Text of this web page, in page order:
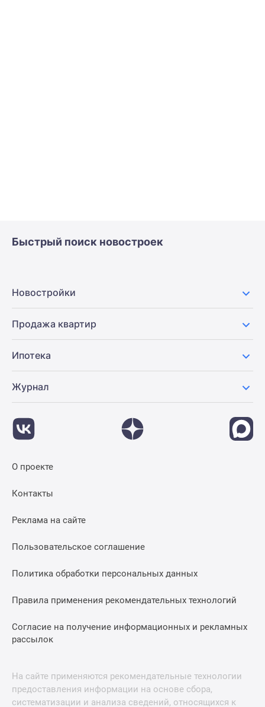
Быстрый поиск новостроек
Новостройки
Продажа квартир
Ипотека
Журнал
О проекте
Контакты
Реклама на сайте
Пользовательское соглашение
Политика обработки персональных данных
Правила применения рекомендательных технологий
Согласие на получение информационных и рекламных
рассылок
На сайте применяются рекомендательные технологии
предоставления информации на основе сбора,
систематизации и анализа сведений, относящихся к